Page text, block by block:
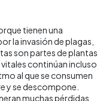
tienen una
la invasión de plagas,
son partes de plantas
continúan incluso
al que se consumen
y se descompone.
muchas pérdidas